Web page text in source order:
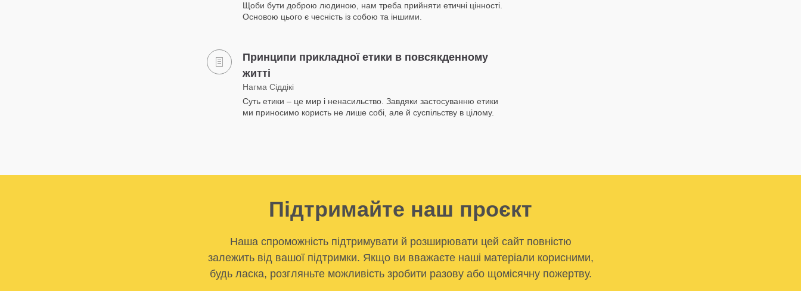
Щоби бути доброю людиною, нам треба прийняти етичні цінності.
Основою цього є чесність із собою та іншими.
Принципи прикладної етики в повсякденному
житті
Нагма Сіддікі
Суть етики – це мир і ненасильство. Завдяки застосуванню етики
ми приносимо користь не лише собі, але й суспільству в цілому.
Підтримайте наш проєкт
Наша спроможність підтримувати й розширювати цей сайт повністю
залежить від вашої підтримки. Якщо ви вважаєте наші матеріали корисними,
будь ласка, розгляньте можливість зробити разову або щомісячну пожертву.